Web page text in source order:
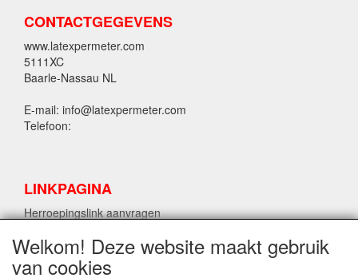
CONTACTGEGEVENS
www.latexpermeter.com
5111XC
Baarle-Nassau NL
E-mail: info@latexpermeter.com
Telefoon:
LINKPAGINA
Herroepingslink aanvragen
LPM LATEX INFORMATIE
Welkom! Deze website maakt gebruik
van cookies